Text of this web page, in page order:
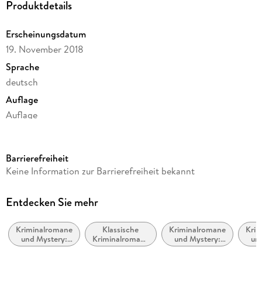
Produktdetails
Erscheinungsdatum
19. November 2018
Sprache
deutsch
Auflage
Auflage
Dateigröße
Laufzeit
Reihe
Pia Kirchhoff & Oliver von Bodenstein, 9
Barrierefreiheit
Keine Information zur Barrierefreiheit bekannt
Entdecken Sie mehr
Kriminalromane
und Mystery:
Polizeiarbeit &
Klassische
Kriminalromane
und Mystery
Kriminalromane
und Mystery:
weibliche